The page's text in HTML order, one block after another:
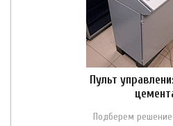
Пульт
Подберем